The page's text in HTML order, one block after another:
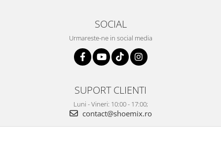
SOCIAL
Urmareste-ne in social media
SUPORT CLIENTI
Luni - Vineri: 10:00 - 17:00;
contact@shoemix.ro